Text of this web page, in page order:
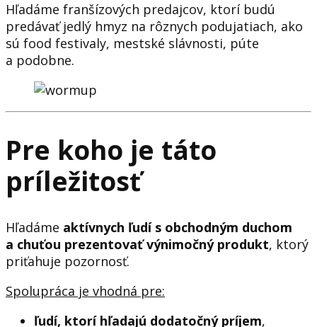
Hľadáme franšízových predajcov, ktorí budú
predávať jedlý hmyz na rôznych podujatiach, ako
sú food festivaly, mestské slávnosti, púte
a podobne.
Pre koho je táto
príležitosť
Hľadáme aktívnych ľudí s obchodným duchom
a chuťou prezentovať výnimočný produkt, ktorý
priťahuje pozornosť.
Spolupráca je vhodná pre:
ľudí, ktorí hľadajú dodatočný príjem,